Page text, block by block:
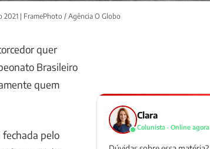
| FramePhoto / Agência O Globo
quer
Brasileiro
quem
pelo
Clara
Colunista · Online agora